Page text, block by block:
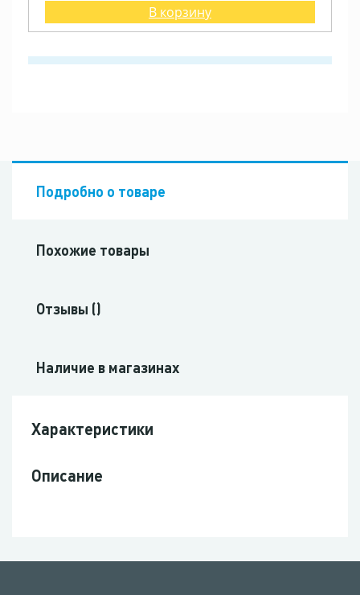
В корзину
Подробно о товаре
Похожие товары
Отзывы ()
Наличие в магазинах
Характеристики
Описание